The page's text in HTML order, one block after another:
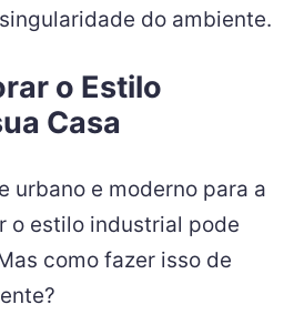
do ambiente.
o Estilo
Casa
urbano e moderno para a
o estilo industrial pode
como fazer isso de